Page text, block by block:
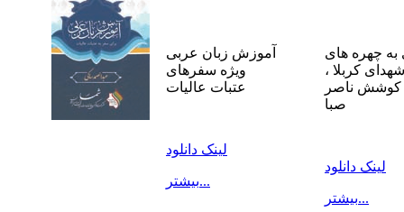
آموزش زبان عربی
ویژه سفرهای
عتبات عالیات
لینک دانلود
بیشتر...
چهره های
کربلا ،
کوشش ناصر
صبا
لینک دانلود
بیشتر...